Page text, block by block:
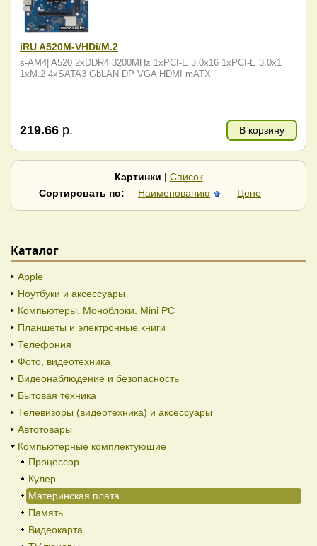
iRU A520M-VHDi/M.2
s-AM4| A520 2xDDR4 3200MHz 1xPCI-E 3.0x16 1xPCI-E 3.0x1
1xM.2 4xSATA3 GbLAN DP VGA HDMI mATX
219.66 р. В корзину
Картинки | Список
Сортировать по:
Наименованию Цене
Каталог
Apple
Ноутбуки и аксессуары
Компьютеры. Моноблоки. Mini PC
Планшеты и электронные книги
Телефония
Фото, видеотехника
Видеонаблюдение и безопасность
Бытовая техника
Телевизоры (видеотехника) и аксессуары
Автотовары
Компьютерные комплектующие
Процессор
Кулер
Материнская плата
Память
Видеокарта